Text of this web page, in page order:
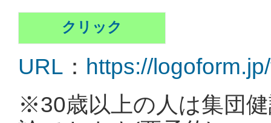
クリック
URL ： https://
※30歳以上の人は集団